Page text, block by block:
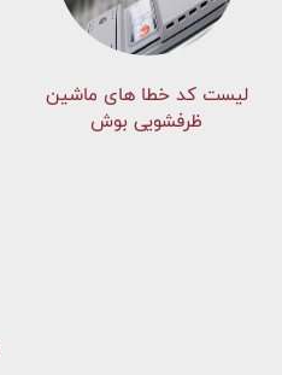
لیست کد خطا های ماشين
ظرفشویی بوش